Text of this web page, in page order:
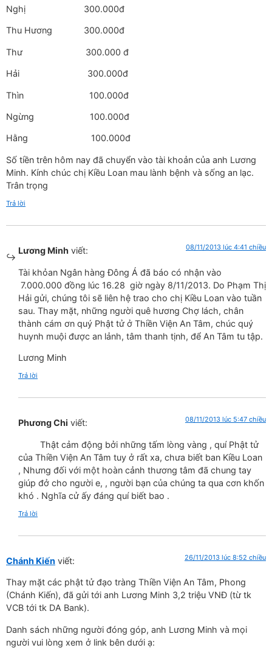
Nghị 300.000đ
Thu Hương 300.000đ
Thư 300.000 đ
Hải 300.000đ
Thìn 100.000đ
Ngừng 100.000đ
Hằng 100.000đ
Số tiền trên hôm nay đã chuyển vào tài khoản của anh Lương
Minh. Kính chúc chị Kiều Loan mau lành bệnh và sống an lạc.
Trân trọng
Trả lời
Lương Minh viết: 08/11/2013 lúc 4:41 chiều
Tài khỏan Ngân hàng Đông Á đã báo có nhận vào
7.000.000 đồng lúc 16.28 giờ ngày 8/11/2013. Do Phạm Thị
Hải gửi, chúng tôi sẽ liên hệ trao cho chị Kiều Loan vào tuần
sau. Thay mặt, những người quê hương Chợ lách, chân
thành cám ơn quý Phật tử ở Thiền Viện An Tâm, chúc quý
huynh muội được an lảnh, tâm thanh tịnh, để An Tâm tu tập.
Lương Minh
Trả lời
Phương Chi viết: 08/11/2013 lúc 5:47 chiều
Thật cảm động bởi những tấm lòng vàng , quí Phật tử
của Thiền Viện An Tâm tuy ở rất xa, chưa biết ban Kiều Loan
, Nhưng đối với một hoàn cảnh thương tâm đã chung tay
giúp đở cho người e, , người bạn của chúng ta qua cơn khốn
khó . Nghĩa cử ấy đáng quí biết bao .
Trả lời
Chánh Kiến viết: 26/11/2013 lúc 8:52 chiều
Thay mặt các phật tử đạo tràng Thiền Viện An Tâm, Phong
(Chánh Kiến), đã gửi tới anh Lương Minh 3,2 triệu VNĐ (từ tk
VCB tới tk DA Bank).
Danh sách những người đóng góp, anh Lương Minh và mọi
người vui lòng xem ở link bên dưới ạ: